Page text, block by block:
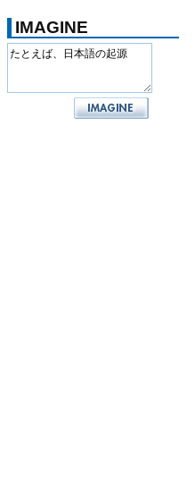
IMAGINE